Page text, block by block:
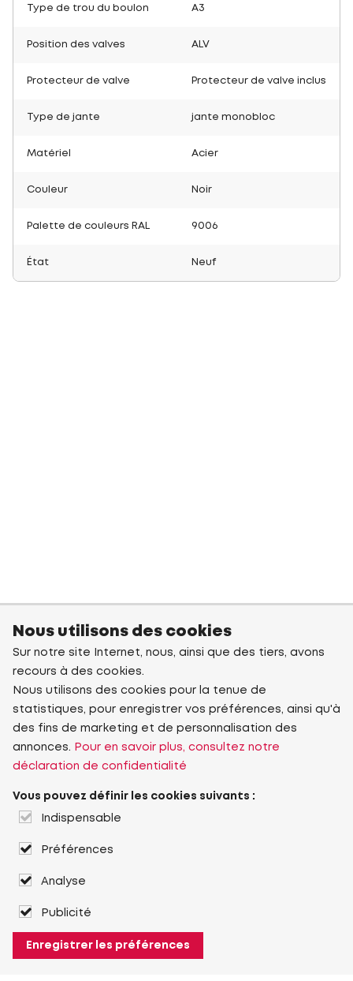
Type de trou du boulon A3
Position des valves ALV
Protecteur de valve Protecteur de valve inclus
Type de jante jante monobloc
Matériel Acier
Couleur Noir
Palette de couleurs RAL 9006
État Neuf
Nous utilisons des cookies
Sur notre site Internet, nous, ainsi que des tiers, avons
recours à des cookies.
Nous utilisons des cookies pour la tenue de
statistiques, pour enregistrer vos préférences, ainsi qu'à
des fins de marketing et de personnalisation des
annonces.
Pour en savoir plus, consultez notre
déclaration de confidentialité
Vous pouvez définir les cookies suivants :
Indispensable
Préférences
Analyse
Publicité
Enregistrer les préférences